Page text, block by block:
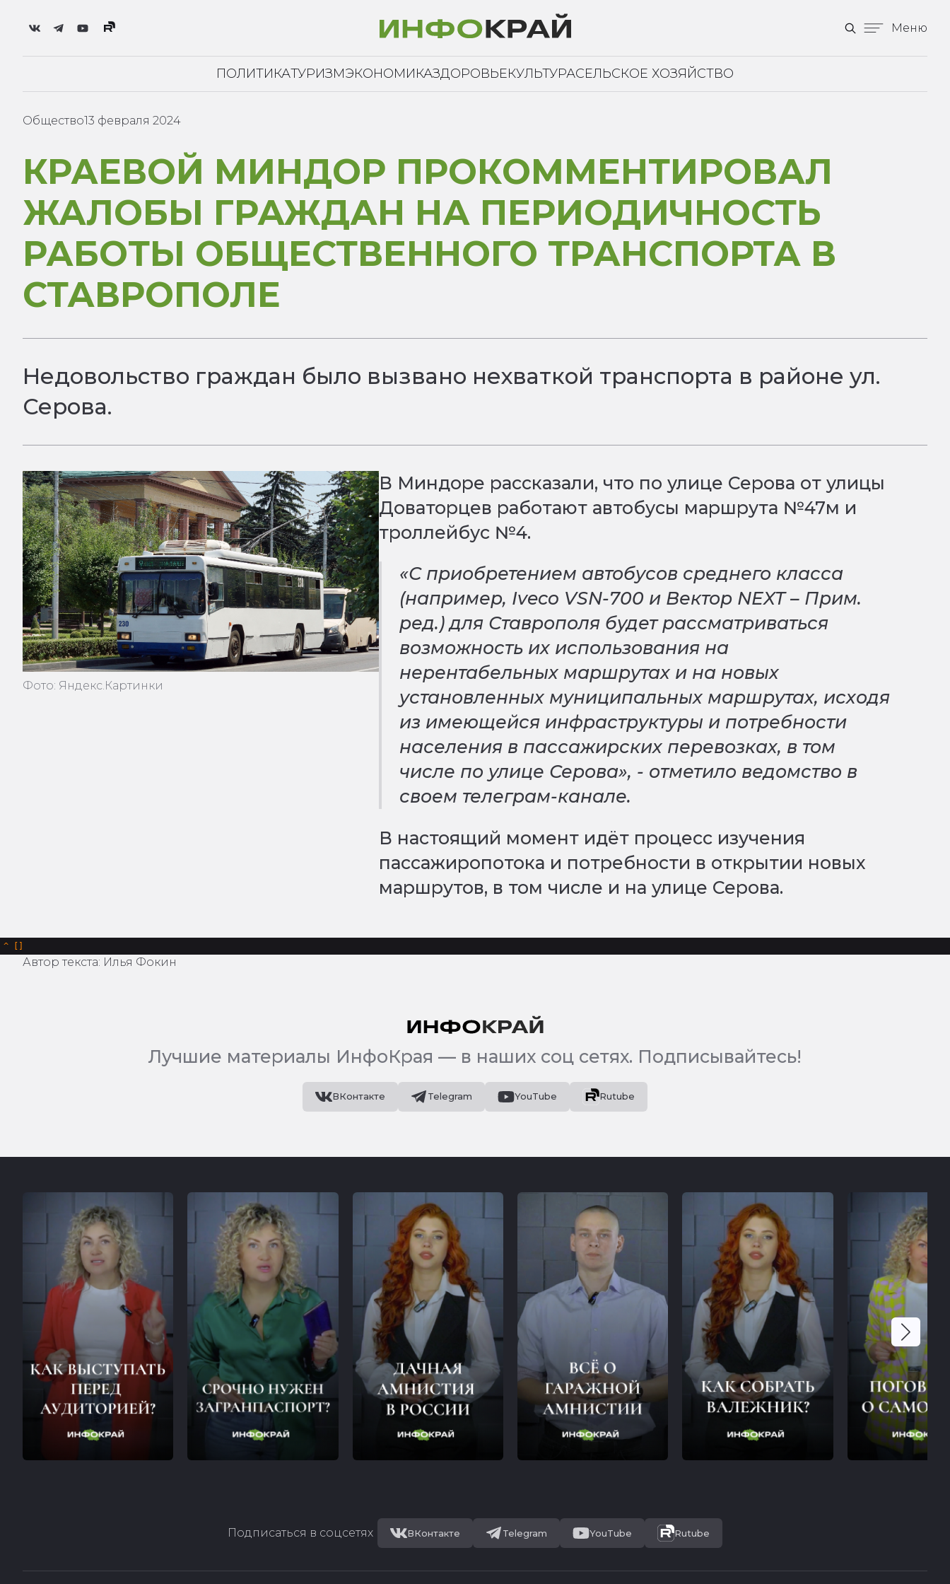
Меню
ПОЛИТИКАТУРИЗМЭКОНОМИКАЗДОРОВЬЕКУЛЬТУРАСЕЛЬСКОЕ ХОЗЯЙСТВО
Общество13 февраля 2024
КРАЕВОЙ МИНДОР ПРОКОММЕНТИРОВАЛ
ЖАЛОБЫ ГРАЖДАН НА ПЕРИОДИЧНОСТЬ
РАБОТЫ ОБЩЕСТВЕННОГО ТРАНСПОРТА В
СТАВРОПОЛЕ
Недовольство граждан было вызвано нехваткой транспорта в районе ул.
Серова.
Фото: Яндекс.Картинки
В Миндоре рассказали, что по улице Серова от улицы
Доваторцев работают автобусы маршрута №47м и
троллейбус №4.
«С приобретением автобусов среднего класса
(например, Iveco VSN-700 и Вектор NEXT – Прим.
ред.) для Ставрополя будет рассматриваться
возможность их использования на
нерентабельных маршрутах и на новых
установленных муниципальных маршрутах, исходя
из имеющейся инфраструктуры и потребности
населения в пассажирских перевозках, в том
числе по улице Серова», - отметило ведомство в
своем телеграм-канале.
В настоящий момент идëт процесс изучения
пассажиропотока и потребности в открытии новых
маршрутов, в том числе и на улице Серова.
^
Автор текста: Илья Фокин
Лучшие материалы ИнфоКрая — в наших соц сетях. Подписывайтесь!
ВКонтакте Telegram YouTube Rutube
Подписаться в соцсетях ВКонтакте Telegram YouTube Rutube